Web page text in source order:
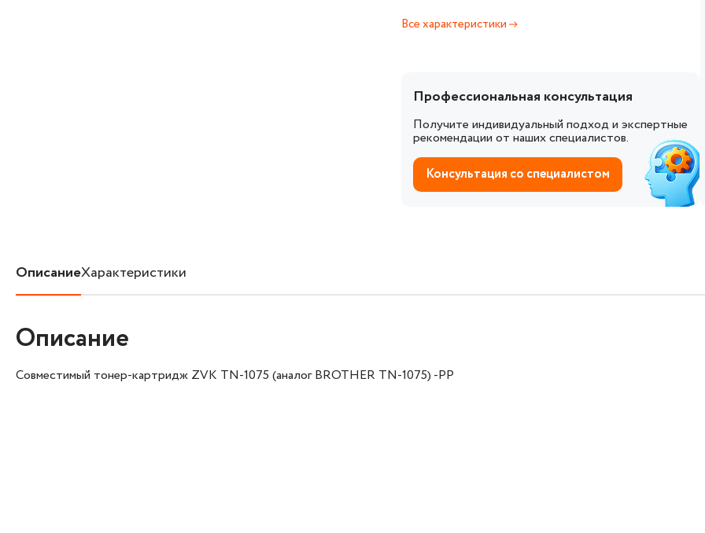
Все характеристики
Профессиональная консультация
Получите индивидуальный подход и экспертные
рекомендации от наших специалистов.
Консультация со специалистом
ОписаниеХарактеристики
Описание
Совместимый тонер-картридж ZVK TN-1075 (аналог BROTHER TN-1075) -PP